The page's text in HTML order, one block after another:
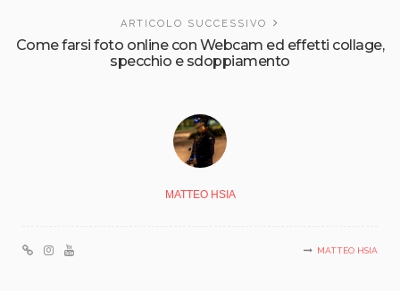
ARTICOLO SUCCESSIVO
Come farsi foto online con Webcam ed effetti collage,
specchio e sdoppiamento
MATTEO HSIA
MATTEO HSIA